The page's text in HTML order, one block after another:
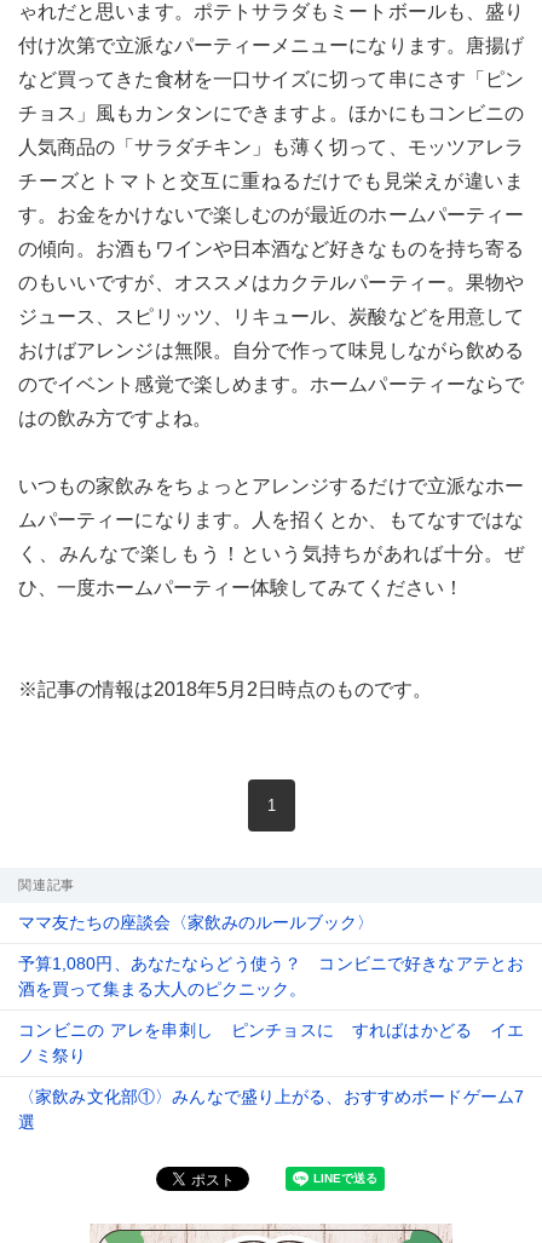
ゃれだと思います。ポテトサラダもミートボールも、盛り
付け次第で立派なパーティーメニューになります。唐揚げ
など買ってきた食材を一口サイズに切って串にさす「ピン
チョス」風もカンタンにできますよ。ほかにもコンビニの
人気商品の「サラダチキン」も薄く切って、モッツアレラ
チーズとトマトと交互に重ねるだけでも見栄えが違いま
す。お金をかけないで楽しむのが最近のホームパーティー
の傾向。お酒もワインや日本酒など好きなものを持ち寄る
のもいいですが、オススメはカクテルパーティー。果物や
ジュース、スピリッツ、リキュール、炭酸などを用意して
おけばアレンジは無限。自分で作って味見しながら飲める
のでイベント感覚で楽しめます。ホームパーティーならで
はの飲み方ですよね。
いつもの家飲みをちょっとアレンジするだけで立派なホー
ムパーティーになります。人を招くとか、もてなすではな
く、みんなで楽しもう！という気持ちがあれば十分。ぜ
ひ、一度ホームパーティー体験してみてください！
※記事の情報は2018年5月2日時点のものです。
1
関連記事
ママ友たちの座談会〈家飲みのルールブック〉
予算1,080円、あなたならどう使う？ コンビニで好きなアテとお
酒を買って集まる大人のピクニック。
コンビニの アレを串刺し ピンチョスに すればはかどる イエ
ノミ祭り
〈家飲み文化部①〉みんなで盛り上がる、おすすめボードゲーム7
選